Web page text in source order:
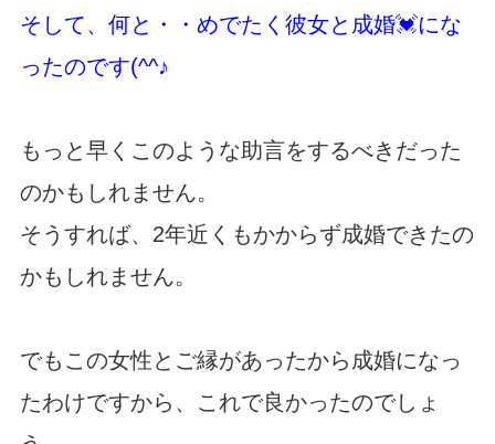
そして、何と・・めでたく彼女と成婚💓にな
ったのです(^^♪
もっと早くこのような助言をするべきだった
のかもしれません。
そうすれば、2年近くもかからず成婚できたの
かもしれません。
でもこの女性とご縁があったから成婚になっ
たわけですから、これで良かったのでしょ